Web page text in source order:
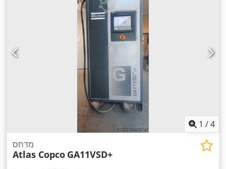
1 /4
מדחס
Atlas Copco GA11VSD+